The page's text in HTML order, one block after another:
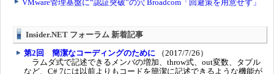
Insider.NET フォーラム 新着記事
第2回 簡潔なコーディングのために （2017/7/26）
ラムダ式で記述できるメンバの増加、throw式、out変数、タプル
など、C# 7には以前よりもコードを簡潔に記述できるような機能が